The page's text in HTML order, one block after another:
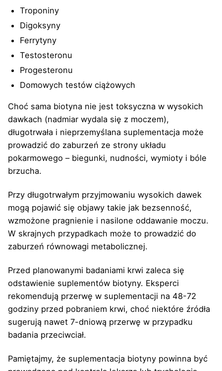
Troponiny
Digoksyny
Ferrytyny
Testosteronu
Progesteronu
Domowych testów ciążowych
Choć sama biotyna nie jest toksyczna w wysokich
dawkach (nadmiar wydala się z moczem),
długotrwała i nieprzemyślana suplementacja może
prowadzić do zaburzeń ze strony układu
pokarmowego – biegunki, nudności, wymioty i bóle
brzucha.
Przy długotrwałym przyjmowaniu wysokich dawek
mogą pojawić się objawy takie jak bezsenność,
wzmożone pragnienie i nasilone oddawanie moczu.
W skrajnych przypadkach może to prowadzić do
zaburzeń równowagi metabolicznej.
Przed planowanymi badaniami krwi zaleca się
odstawienie suplementów biotyny. Eksperci
rekomendują przerwę w suplementacji na 48-72
godziny przed pobraniem krwi, choć niektóre źródła
sugerują nawet 7-dniową przerwę w przypadku
badania przeciwciał.
Pamiętajmy, że suplementacja biotyny powinna być